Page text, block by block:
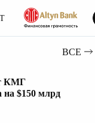
ВСЕ
КМГ
на $150 млрд